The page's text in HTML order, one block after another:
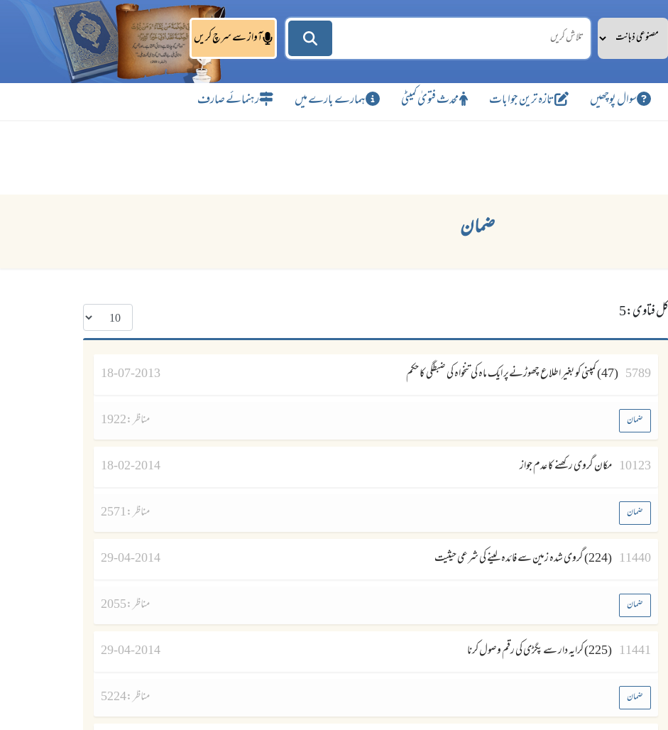
آواز سے سرچ کریں
سوال پوچھیں تازہ ترین جوابات محدث فتویٰ کمیٹی ہمارے بارے میں رہنمائے صارف
ضمان
کل فتاوی:5
5789 (47) کمپنی کو بغیر اطلاع چھوڑنےپر ایک ماہ کی تنخواہ کی ضبطگی کا حکم 18-07-2013
ضمان مناظر :1922
10123 مکان گروی رکھنے کا عدم جواز 18-02-2014
ضمان مناظر :2571
11440 (224) گروی شدہ زمین سے فائدہ لینے کی شرعی حیثیت 29-04-2014
ضمان مناظر :2055
11441 (225) کرایہ دار سے پگڑی کی رقم وصول کرنا 29-04-2014
ضمان مناظر :5224